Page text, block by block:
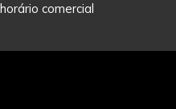
horário comercial